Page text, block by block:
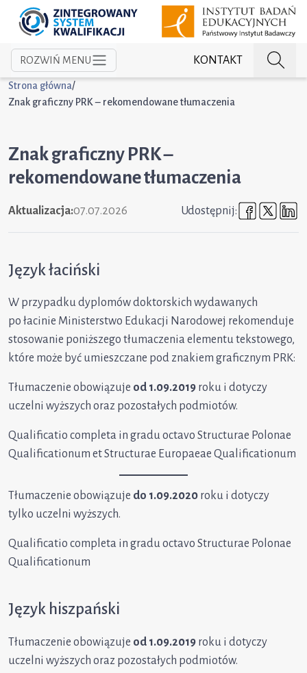
KONTAKT
ROZWIŃ MENU
Strona główna/
Znak graficzny PRK – rekomendowane tłumaczenia
Znak graficzny PRK –
rekomendowane tłumaczenia
Aktualizacja:07.07.2026 Udostępnij:
Język łaciński
W przypadku dyplomów doktorskich wydawanych
po łacinie Ministerstwo Edukacji Narodowej rekomenduje
stosowanie poniższego tłumaczenia elementu tekstowego,
które może być umieszczane pod znakiem graficznym PRK:
Tłumaczenie obowiązuje od 1.09.2019 roku i dotyczy
uczelni wyższych oraz pozostałych podmiotów.
Qualificatio completa in gradu octavo Structurae Polonae
Qualificationum et Structurae Europaeae Qualificationum
Tłumaczenie obowiązuje do 1.09.2020 roku i dotyczy
tylko uczelni wyższych.
Qualificatio completa in gradu octavo Structurae Polonae
Qualificationum
Język hiszpański
Tłumaczenie obowiązuje od 1.09.2019 roku i dotyczy
uczelni wyższych oraz pozostałych podmiotów.